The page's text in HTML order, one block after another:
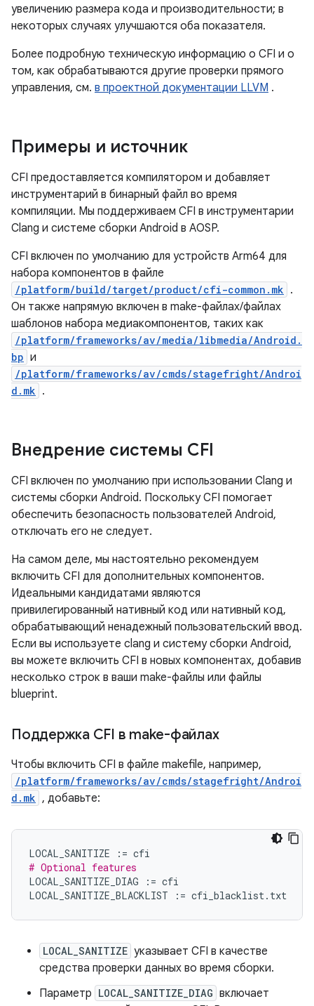
увеличению размера кода и производительности; в
некоторых случаях улучшаются оба показателя.
Более подробную техническую информацию о CFI и о
том, как обрабатываются другие проверки прямого
управления, см. в проектной документации LLVM .
Примеры и источник
CFI предоставляется компилятором и добавляет
инструментарий в бинарный файл во время
компиляции. Мы поддерживаем CFI в инструментарии
Clang и системе сборки Android в AOSP.
CFI включен по умолчанию для устройств Arm64 для
набора компонентов в файле
/platform/build/target/product/cfi-common.mk .
Он также напрямую включен в make-файлах/файлах
шаблонов набора медиакомпонентов, таких как
/platform/frameworks/av/media/libmedia/Android.
bp и
/platform/frameworks/av/cmds/stagefright/Androi
d.mk .
Внедрение системы CFI
CFI включен по умолчанию при использовании Clang и
системы сборки Android. Поскольку CFI помогает
обеспечить безопасность пользователей Android,
отключать его не следует.
На самом деле, мы настоятельно рекомендуем
включить CFI для дополнительных компонентов.
Идеальными кандидатами являются
привилегированный нативный код или нативный код,
обрабатывающий ненадежный пользовательский ввод.
Если вы используете clang и систему сборки Android,
вы можете включить CFI в новых компонентах, добавив
несколько строк в ваши make-файлы или файлы
blueprint.
Поддержка CFI в make-файлах
Чтобы включить CFI в файле makefile, например,
/platform/frameworks/av/cmds/stagefright/Androi
d.mk , добавьте:
LOCAL_SANITIZE := cfi
# Optional features
LOCAL_SANITIZE_DIAG
:= cfi
LOCAL_SANITIZE_BLACKLIST
:= cfi_blacklist. txt
LOCAL_SANITIZE указывает CFI в качестве
средства проверки данных во время сборки.
Параметр LOCAL_SANITIZE_DIAG включает